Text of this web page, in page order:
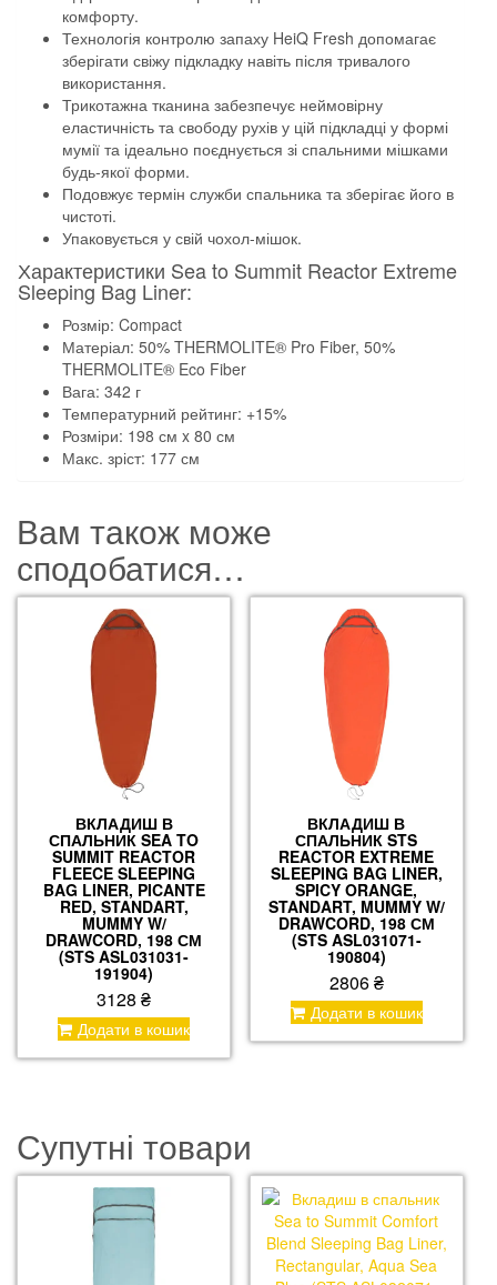
комфорту.
Технологія контролю запаху HeiQ Fresh допомагає
зберігати свіжу підкладку навіть після тривалого
використання.
Трикотажна тканина забезпечує неймовірну
еластичність та свободу рухів у цій підкладці у формі
мумії та ідеально поєднується зі спальними мішками
будь-якої форми.
Подовжує термін служби спальника та зберігає його в
чистоті.
Упаковується у свій чохол-мішок.
Характеристики Sea to Summit Reactor Extreme
Sleeping Bag Liner:
Розмір: Compact
Матеріал: 50% THERMOLITE® Pro Fiber, 50%
THERMOLITE® Eco Fiber
Вага: 342 г
Температурний рейтинг: +15%
Розміри: 198 см x 80 см
Макс. зріст: 177 см
Вам також може
сподобатися…
ВКЛАДИШ В
СПАЛЬНИК SEA TO
SUMMIT REACTOR
FLEECE SLEEPING
BAG LINER, PICANTE
RED, STANDART,
MUMMY W/
DRAWCORD, 198 СМ
(STS ASL031031-
191904)
3128₴
Додати в кошик
ВКЛАДИШ В
СПАЛЬНИК STS
REACTOR EXTREME
SLEEPING BAG LINER,
SPICY ORANGE,
STANDART, MUMMY W/
DRAWCORD, 198 СМ
(STS ASL031071-
190804)
2806₴
Додати в кошик
Супутні товари